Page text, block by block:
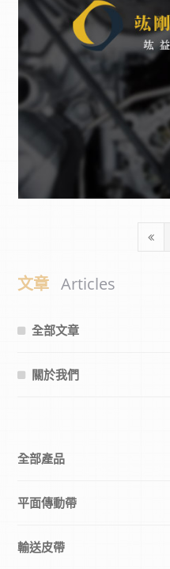
文章 Articles
全部文章
關於我們
全部產品
平面傳動帶
輸送皮帶